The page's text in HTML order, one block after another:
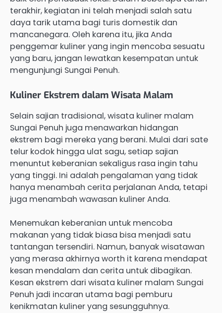
terakhir, kegiatan ini telah menjadi salah satu
daya tarik utama bagi turis domestik dan
mancanegara. Oleh karena itu, jika Anda
penggemar kuliner yang ingin mencoba sesuatu
yang baru, jangan lewatkan kesempatan untuk
mengunjungi Sungai Penuh.
Kuliner Ekstrem dalam Wisata Malam
Selain sajian tradisional, wisata kuliner malam
Sungai Penuh juga menawarkan hidangan
ekstrem bagi mereka yang berani. Mulai dari sate
telur kodok hingga ulat sagu, setiap sajian
menuntut keberanian sekaligus rasa ingin tahu
yang tinggi. Ini adalah pengalaman yang tidak
hanya menambah cerita perjalanan Anda, tetapi
juga menambah wawasan kuliner Anda.
Menemukan keberanian untuk mencoba
makanan yang tidak biasa bisa menjadi satu
tantangan tersendiri. Namun, banyak wisatawan
yang merasa akhirnya worth it karena mendapat
kesan mendalam dan cerita untuk dibagikan.
Kesan ekstrem dari wisata kuliner malam Sungai
Penuh jadi incaran utama bagi pemburu
kenikmatan kuliner yang sesungguhnya.